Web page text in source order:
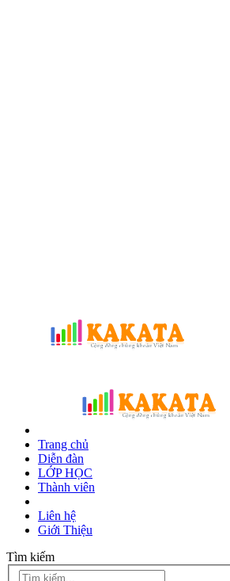
Trang chủ
Diễn đàn
LỚP HỌC
Thành viên
Liên hệ
Giới Thiệu
Tìm kiếm